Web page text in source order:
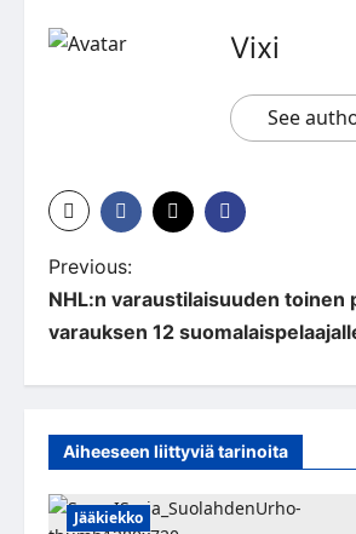
Vixi
See
P
o
n
a
Previous:
NHL:n varaustilaisuuden toinen
varauksen 12
Aiheeseen liittyviä tarinoita
Jääkiekko